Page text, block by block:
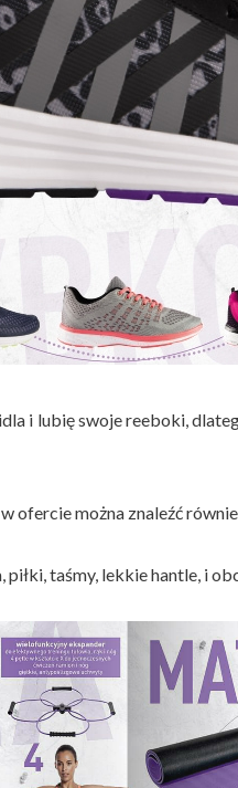
i lubię swoje reeboki,
ofercie można znaleźć
taśmy, lekkie hantle, i